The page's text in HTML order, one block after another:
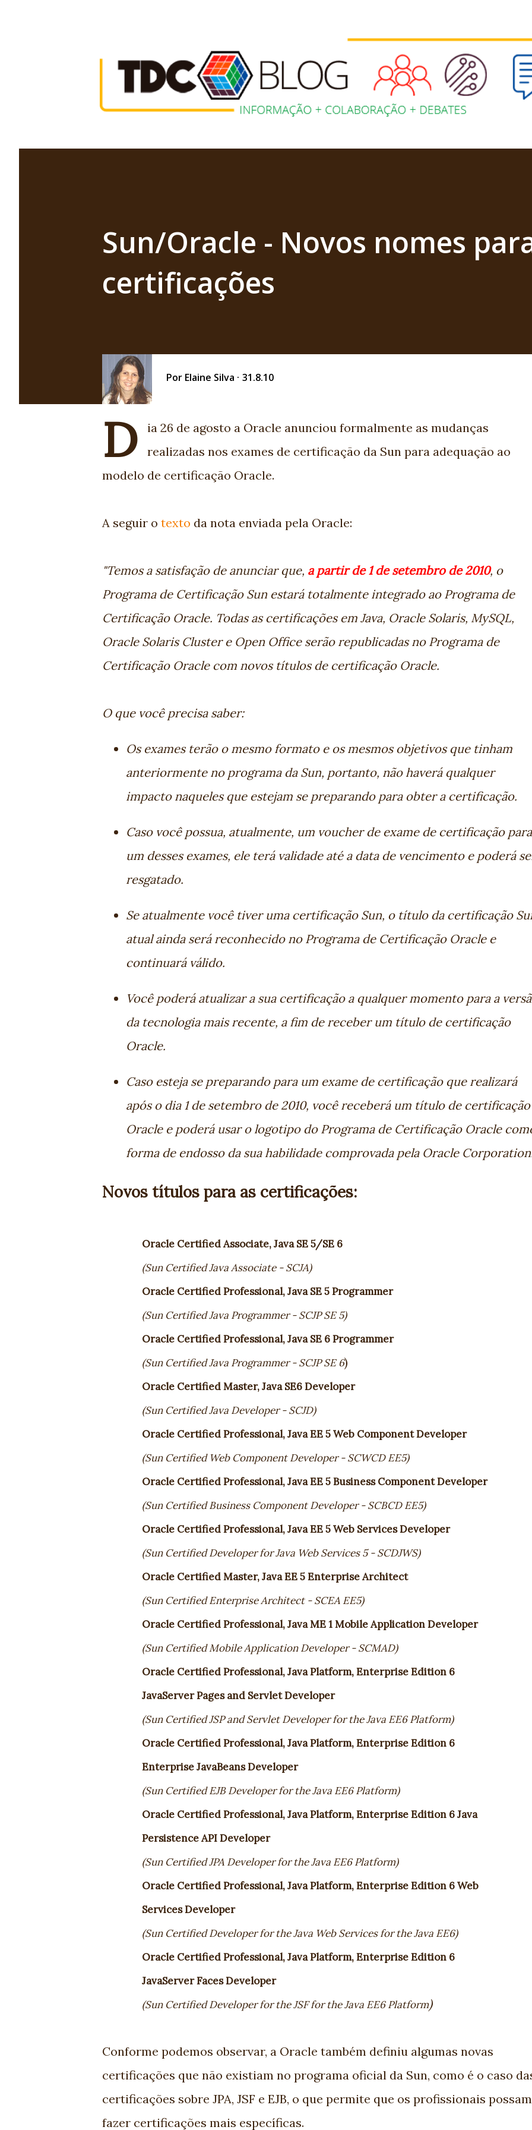
Sun/Oracle - Novos nomes
certificações
Por Elaine Silva 31.8.10
D
ia 26 de agosto a Oracle anunciou formalmente as mudanças
realizadas nos exames de certificação da Sun para adequação ao
modelo de certificação Oracle.
A seguir o texto da nota enviada pela Oracle:
"Temos a satisfação de anunciar que, a partir de 1 de setembro de 2010, o
Programa de Certificação Sun estará totalmente integrado ao Programa de
Certificação Oracle. Todas as certificações em Java, Oracle Solaris, MySQL,
Oracle Solaris Cluster e Open Office serão republicadas no Programa de
Certificação Oracle com novos títulos de certificação Oracle.
O que você precisa saber:
Os exames terão o mesmo formato e os mesmos objetivos que tinham
anteriormente no programa da Sun, portanto, não haverá qualquer
impacto naqueles que estejam se preparando para obter a certificação.
Caso você possua, atualmente, um voucher de exame de certificação para
um desses exames, ele terá validade até a data de vencimento e poderá
resgatado.
Se atualmente você tiver uma certificação Sun, o título da certificação
atual ainda será reconhecido no Programa de Certificação Oracle e
continuará válido.
Você poderá atualizar a sua certificação a qualquer momento para a
da tecnologia mais recente, a fim de receber um título de certificação
Oracle.
Caso esteja se preparando para um exame de certificação que realizará
após o dia 1 de setembro de 2010, você receberá um título de certificação
Oracle e poderá usar o logotipo do Programa de Certificação Oracle
forma de endosso da sua habilidade comprovada pela Oracle
Novos títulos para as certificações:
Oracle Certified Associate, Java SE 5/SE 6
(Sun Certified Java Associate - SCJA)
Oracle Certified Professional, Java SE 5 Programmer
(Sun Certified Java Programmer - SCJP SE 5)
Oracle Certified Professional, Java SE 6 Programmer
(Sun Certified Java Programmer - SCJP SE 6)
Oracle Certified Master, Java SE6 Developer
(Sun Certified Java Developer - SCJD)
Oracle Certified Professional, Java EE 5 Web Component Developer
(Sun Certified Web Component Developer - SCWCD EE5)
Oracle Certified Professional, Java EE 5 Business Component Developer
(Sun Certified Business Component Developer - SCBCD EE5)
Oracle Certified Professional, Java EE 5 Web Services Developer
(Sun Certified Developer for Java Web Services 5 - SCDJWS)
Oracle Certified Master, Java EE 5 Enterprise Architect
(Sun Certified Enterprise Architect - SCEA EE5)
Oracle Certified Professional, Java ME 1 Mobile Application Developer
(Sun Certified Mobile Application Developer - SCMAD)
Oracle Certified Professional, Java Platform, Enterprise Edition 6
JavaServer Pages and Servlet Developer
(Sun Certified JSP and Servlet Developer for the Java EE6 Platform)
Oracle Certified Professional, Java Platform, Enterprise Edition 6
Enterprise JavaBeans Developer
(Sun Certified EJB Developer for the Java EE6 Platform)
Oracle Certified Professional, Java Platform, Enterprise Edition 6 Java
Persistence API Developer
(Sun Certified JPA Developer for the Java EE6 Platform)
Oracle Certified Professional, Java Platform, Enterprise Edition 6 Web
Services Developer
(Sun Certified Developer for the Java Web Services for the Java EE6)
Oracle Certified Professional, Java Platform, Enterprise Edition 6
JavaServer Faces Developer
(Sun Certified Developer for the JSF for the Java EE6 Platform)
Conforme podemos observar, a Oracle também definiu algumas novas
certificações que não existiam no programa oficial da Sun, como é o caso
certificações sobre JPA, JSF e EJB, o que permite que os profissionais possam
fazer certificações mais específicas.